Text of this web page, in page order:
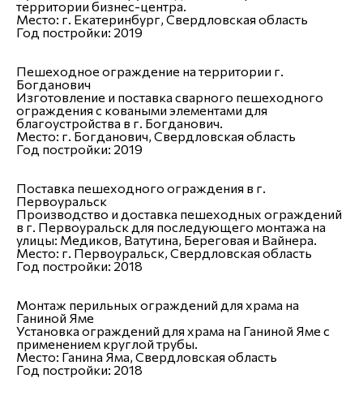
территории бизнес-центра.
Место: г. Екатеринбург, Свердловская область
Год постройки:2019
Пешеходное ограждение на территории г.
Богданович
Изготовление и поставка сварного пешеходного
ограждения с коваными элементами для
благоустройства в г. Богданович.
Место: г. Богданович, Свердловская область
Год постройки: 2019
Поставка пешеходного ограждения в г.
Первоуральск
Производство и доставка пешеходных ограждений
в г. Первоуральск для последующего монтажа на
улицы: Медиков, Ватутина, Береговая и Вайнера.
Место: г. Первоуральск, Свердловская область
Год постройки: 2018
Монтаж перильных ограждений для храма на
Ганиной Яме
Установка ограждений для храма на Ганиной Яме с
применением круглой трубы.
Место: Ганина Яма, Свердловская область
Год постройки: 2018